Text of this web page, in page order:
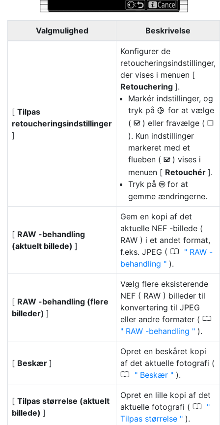
Valgmulighed Beskrivelse
[ Tilpas
retoucheringsindstillinger
]
Konfigurer de
retoucheringsindstillinger,
der vises i menuen [
Retouchering ].
Markér indstillinger, og
tryk på 2 for at vælge
( M ) eller fravælge ( U
). Kun indstillinger
markeret med et
flueben ( M ) vises i
menuen [ Retouchér ].
Tryk på J for at
gemme ændringerne.
[ RAW -behandling
(aktuelt billede) ]
Gem en kopi af det
aktuelle NEF -billede (
RAW ) i et andet format,
f.eks. JPEG ( 0
RAW -
behandling
).
[ RAW -behandling (flere
billeder) ]
Vælg flere eksisterende
NEF ( RAW ) billeder til
konvertering til JPEG
eller andre formater ( 0
RAW -behandling ).
[ Beskær ]
Opret en beskåret kopi
af det aktuelle fotografi (
0 Beskær ).
[ Tilpas størrelse (aktuelt
billede) ]
Opret en lille kopi af det
aktuelle fotografi ( 0
Tilpas størrelse ).